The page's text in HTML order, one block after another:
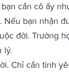
cần cô ấy
bạn nhận
đời. Trường
lý.
Chỉ cần tình